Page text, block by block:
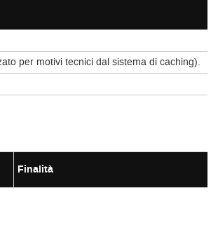
per motivi tecnici dal sistema di caching).
Finalità